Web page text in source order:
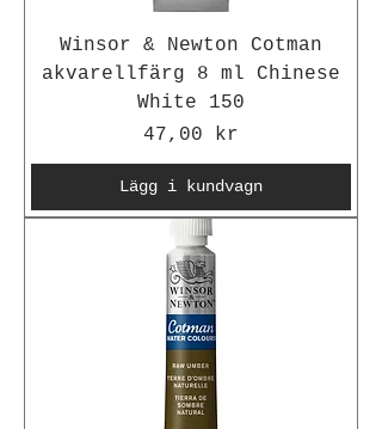
Winsor & Newton Cotman
akvarellfärg 8 ml Chinese
White 150
Pris
47,00 kr
Lägg i kundvagn